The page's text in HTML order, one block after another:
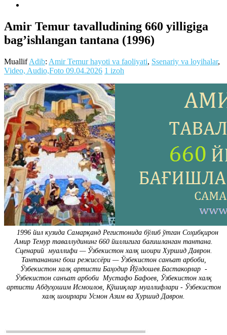
Amir Temur tavalludining 660 yilligiga
bag’ishlangan tantana (1996)
MuallifAdib: Amir Temur hayoti va faoliyati, Ssenariy va loyihalar,
Video, Audio,Foto 09.04.2026 1 izoh
1996 йил кузида Самарқанд Регистонида бўлиб ўтган Соҳибқирон
Амир Темур таваллудининг 660 йиллигига бағишланган тантана.
Сценарий муаллифи — Ўзбекистон халқ шоири Хуршид Даврон.
Тантананинг бош режиссёри — Ўзбекистон санъат арбоби,
Ўзбекистон халқ артисти Баҳодир Йўлдошев. Бастакорлар -​
Ўзбекистон санъат арбоби Мустафо Бафоев, Ўзбекистон халқ
артисти Абдуҳошим Исмоилов, Қўшиқлар муаллифлари -​ Ўзбекистон
халқ шоирлари Усмон Азим ва Хуршид Даврон.